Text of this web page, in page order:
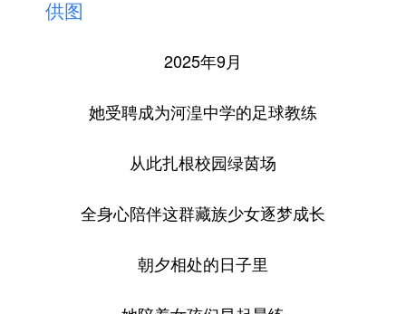
供图
2025年9月
她受聘成为河湟中学的足球教练
从此扎根校园绿茵场
全身心陪伴这群藏族少女逐梦成长
朝夕相处的日子里